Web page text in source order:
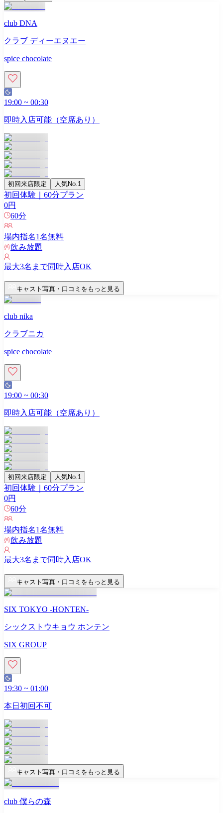
club DNA
クラブ ディーエヌエー
spice chocolate
19:00 ~ 00:30
即時入店可能（空席あり）
初回来店限定 人気No.1
初回体験｜60分プラン
0円
60分
場内指名1名無料
飲み放題
最大3名まで同時入店OK
キャスト写真・口コミをもっと見る
club nika
クラブニカ
spice chocolate
19:00 ~ 00:30
即時入店可能（空席あり）
初回来店限定 人気No.1
初回体験｜60分プラン
0円
60分
場内指名1名無料
飲み放題
最大3名まで同時入店OK
キャスト写真・口コミをもっと見る
SIX TOKYO -HONTEN-
シックストウキョウ ホンテン
SIX GROUP
19:30 ~ 01:00
本日初回不可
キャスト写真・口コミをもっと見る
club 僕らの森